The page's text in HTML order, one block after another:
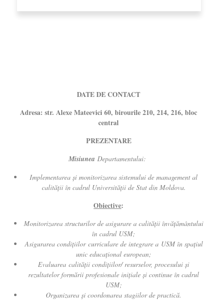
DATE DE CONTACT
Adresa: str. Alexe Mateevici 60, birourile 210, 214, 216, bloc
central
PREZENTARE
Misiunea Departamentului:
Implementarea şi monitorizarea sistemului de management al
calităţii în cadrul Universităţii de Stat din Moldova.
Obiective:
Monitorizarea structurilor de asigurare a calităţii învăţământului
în cadrul USM;
Asigurarea condiţiilor curriculare de integrare a USM în spaţiul
unic educaţional european;
Evaluarea calităţii condiţiilor/ resurselor, procesului şi
rezultatelor formării profesionale iniţiale și continue în cadrul
USM;
Organizarea şi coordonarea stagiilor de practică.